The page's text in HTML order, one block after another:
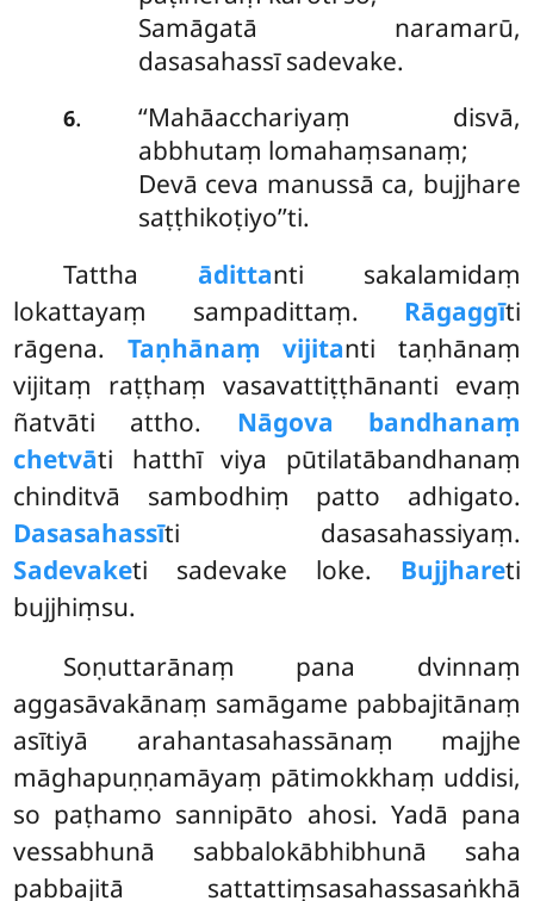
Samāgatā naramarū,
dasasahassī sadevake.
6.
‘‘Mahāacchariyaṃ disvā,
abbhutaṃ lomahaṃsanaṃ;
Devā ceva manussā ca, bujjhare
saṭṭhikoṭiyo’’ti.
Tattha ādittanti sakalamidaṃ
lokattayaṃ sampadittaṃ. Rāgaggīti
rāgena. Taṇhānaṃ vijitanti taṇhānaṃ
vijitaṃ raṭṭhaṃ vasavattiṭṭhānanti evaṃ
ñatvāti attho. Nāgova bandhanaṃ
chetvāti hatthī viya pūtilatābandhanaṃ
chinditvā sambodhiṃ patto adhigato.
Dasasahassīti dasasahassiyaṃ.
Sadevaketi sadevake loke. Bujjhareti
bujjhiṃsu.
Soṇuttarānaṃ pana dvinnaṃ
aggasāvakānaṃ samāgame pabbajitānaṃ
asītiyā arahantasahassānaṃ majjhe
māghapuṇṇamāyaṃ pātimokkhaṃ uddisi,
so paṭhamo sannipāto ahosi. Yadā pana
vessabhunā sabbalokābhibhunā saha
pabbajitā sattattiṃsasahassasaṅkhā